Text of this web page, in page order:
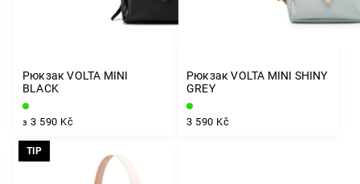
Рюкзак VOLTA MINI
BLACK
з 3 590 Kč
Рюкзак VOLTA MINI SHINY
GREY
3 590 Kč
TIP